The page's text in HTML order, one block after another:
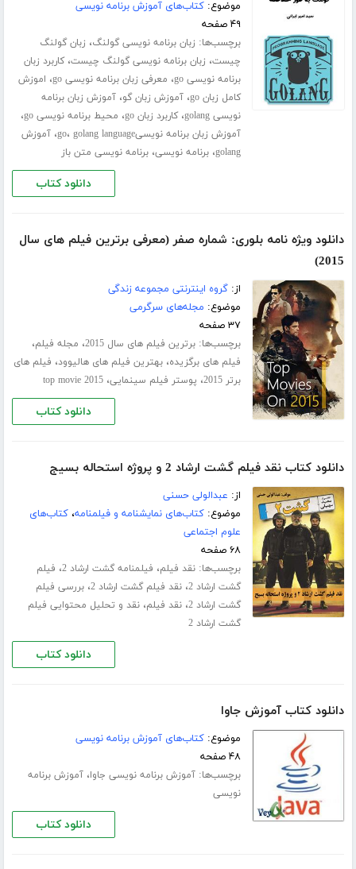
موضوع:کتاب‌های آموزش برنامه نویسی
۴۹ صفحه
برچسب‌ها: زبان برنامه نویسی گولنگ، زبان گولنگ
چیست، زبان برنامه نویسی گولنگ چیست،کاربرد زبان
برنامه نویسی go
، معرفی زبان برنامه نویسی go ، اموزش
کامل زبان go
،آموزش زبان گو،آموزش زبان برنامه
نویسی golang
،کاربرد زبان go ، محیط برنامه نویسی go ،
آموزش زبان برنامه نویسیgo ، golang language ،آموزش
golang،برنامه نویسی،برنامه نویسی متن باز
دانلود کتاب
دانلود ویژه نامه بلوری: شماره صفر (معرفی برترین فیلم های سال
2015)
از:گروه اینترنتی مجموعه زندگی
موضوع: مجله‌های سرگرمی
۳۷ صفحه
برچسب‌ها:برترین فیلم های سال 2015 ، مجله فیلم،
فیلم های برگزیده،بهترین فیلم های هالیوود، فیلم های
برتر 2015
، پوستر فیلم سینمایی،top movie 2015
دانلود کتاب
دانلود کتاب نقد فیلم گشت ارشاد 2 و پروژه استحاله بسیج
از: عبدالولی حسنی
موضوع:کتاب‌های نمایشنامه و فیلمنامه،کتاب‌های
علوم اجتماعی
۶۸ صفحه
برچسب‌ها:نقد فیلم، فیلمنامه گشت ارشاد 2 ، فیلم
گشت ارشاد 2 ،نقد فیلم گشت ارشاد 2 ،بررسی فیلم
گشت ارشاد 2 ،نقد فیلم،نقد و تحلیل محتوایی فیلم
گشت ارشاد 2
دانلود کتاب
دانلود کتاب آموزش جاوا
موضوع:کتاب‌های آموزش برنامه نویسی
۴۸ صفحه
برچسب‌ها:آموزش برنامه نویسی جاوا،آموزش برنامه
نویسی
دانلود کتاب